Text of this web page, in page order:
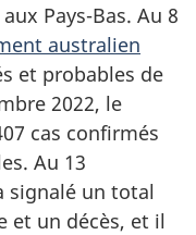
Pays-Bas. Au 8
australien
et probables de
2022, le
cas confirmés
Au 13
signalé un total
et un décès, et il